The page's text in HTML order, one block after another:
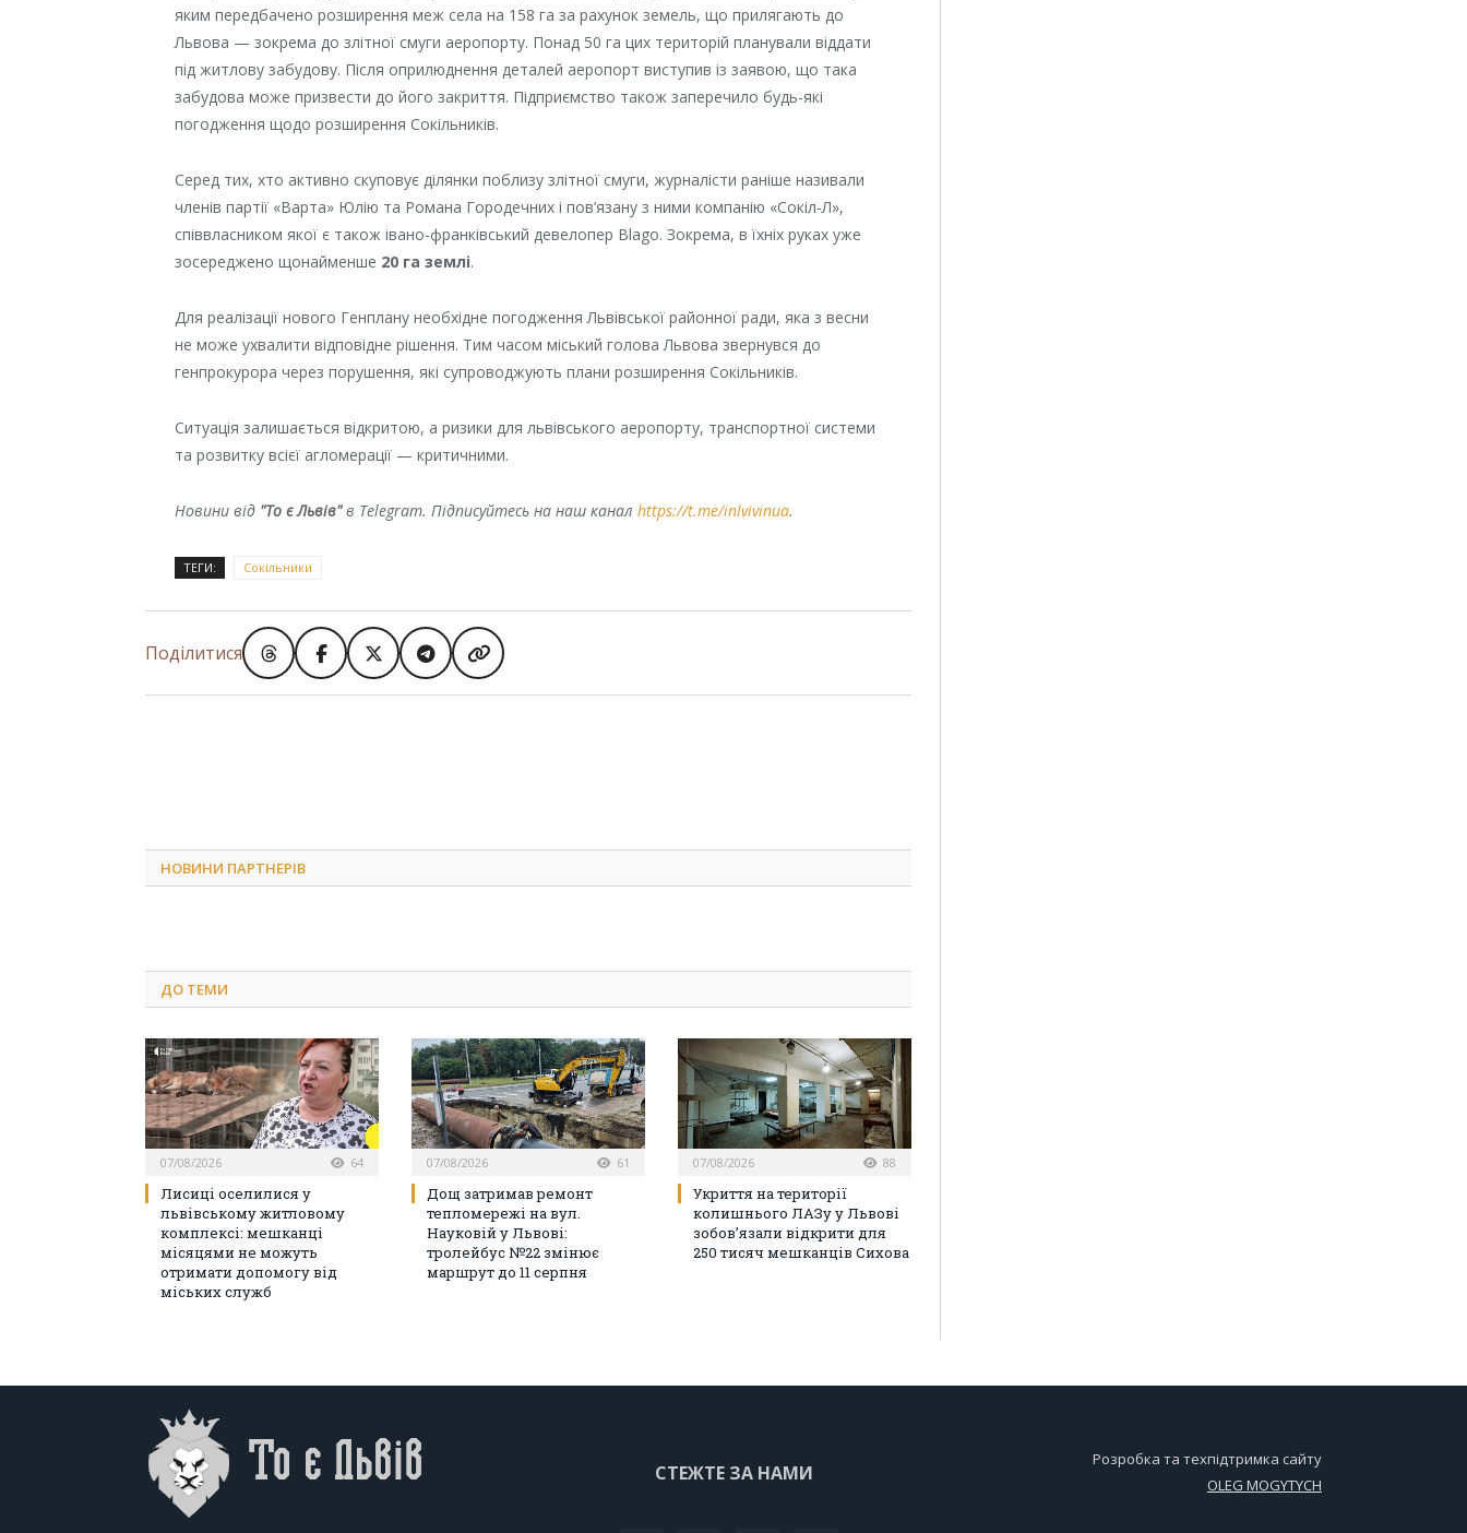
яким передбачено розширення меж села на 158 га за рахунок земель, що прилягають до
Львова — зокрема до злітної смуги аеропорту. Понад 50 га цих територій планували віддати
під житлову забудову. Після оприлюднення деталей аеропорт виступив із заявою, що така
забудова може призвести до його закриття. Підприємство також заперечило будь-які
погодження щодо розширення Сокільників.
Серед тих, хто активно скуповує ділянки поблизу злітної смуги, журналісти раніше називали
членів партії «Варта» Юлію та Романа Городечних і пов’язану з ними компанію «Сокіл-Л»,
співвласником якої є також івано-франківський девелопер Blago. Зокрема, в їхніх руках уже
зосереджено щонайменше 20 га землі.
Для реалізації нового Генплану необхідне погодження Львівської районної ради, яка з весни
не може ухвалити відповідне рішення. Тим часом міський голова Львова звернувся до
генпрокурора через порушення, які супроводжують плани розширення Сокільників.
Ситуація залишається відкритою, а ризики для львівського аеропорту, транспортної системи
та розвитку всієї агломерації — критичними.
Новини від "То є Львів"в Telegram. Підписуйтесь на наш каналhttps://t.me/inlvivinua.
ТЕГИ: Сокільники
Поділитися
НОВИНИ ПАРТНЕРІВ
ДО ТЕМИ
07/08/2026 64
Лисиці оселилися у
львівському житловому
комплексі: мешканці
місяцями не можуть
отримати допомогу від
міських служб
07/08/2026 61
Дощ затримав ремонт
тепломережі на вул.
Науковій у Львові:
тролейбус №22 змінює
маршрут до 11 серпня
07/08/2026 88
Укриття на території
колишнього ЛАЗу у Львові
зобов’язали відкрити для
250 тисяч мешканців Сихова
СТЕЖТЕ ЗА НАМИ
Розробка та техпідтримка сайту
OLEG MOGYTYCH